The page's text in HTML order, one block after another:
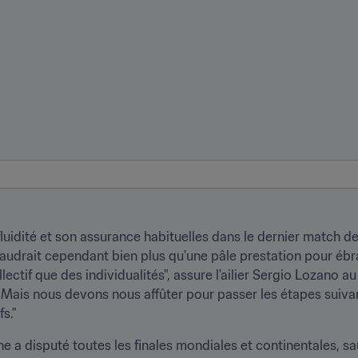
et son assurance habituelles dans le dernier match
cependant bien plus qu'une pâle prestation pour
que des individualités", assure l'ailier Sergio Lozano
nous devons nous affûter pour passer les étapes
a disputé toutes les finales mondiales et continentales,